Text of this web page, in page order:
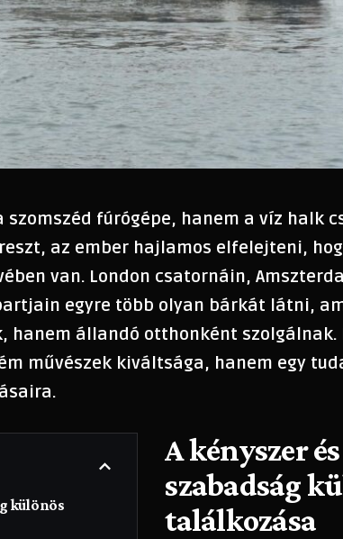
fúrógépe, hanem a víz halk
az ember hajlamos elfelejteni,
van. London csatornáin,
egyre több olyan bárkát látni,
állandó otthonként szolgálnak.
művészek kiváltsága, hanem egy
különös
A kényszer
szabadság
találkozása